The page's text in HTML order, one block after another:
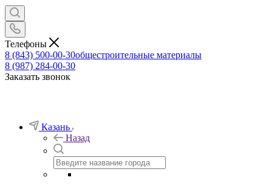
Телефоны
8 (843) 500-00-30общестроительные материалы
8 (987) 284-00-30
Заказать звонок
Казань
Назад